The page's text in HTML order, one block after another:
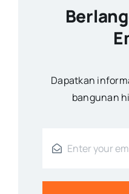
Dapatkan
bangunan